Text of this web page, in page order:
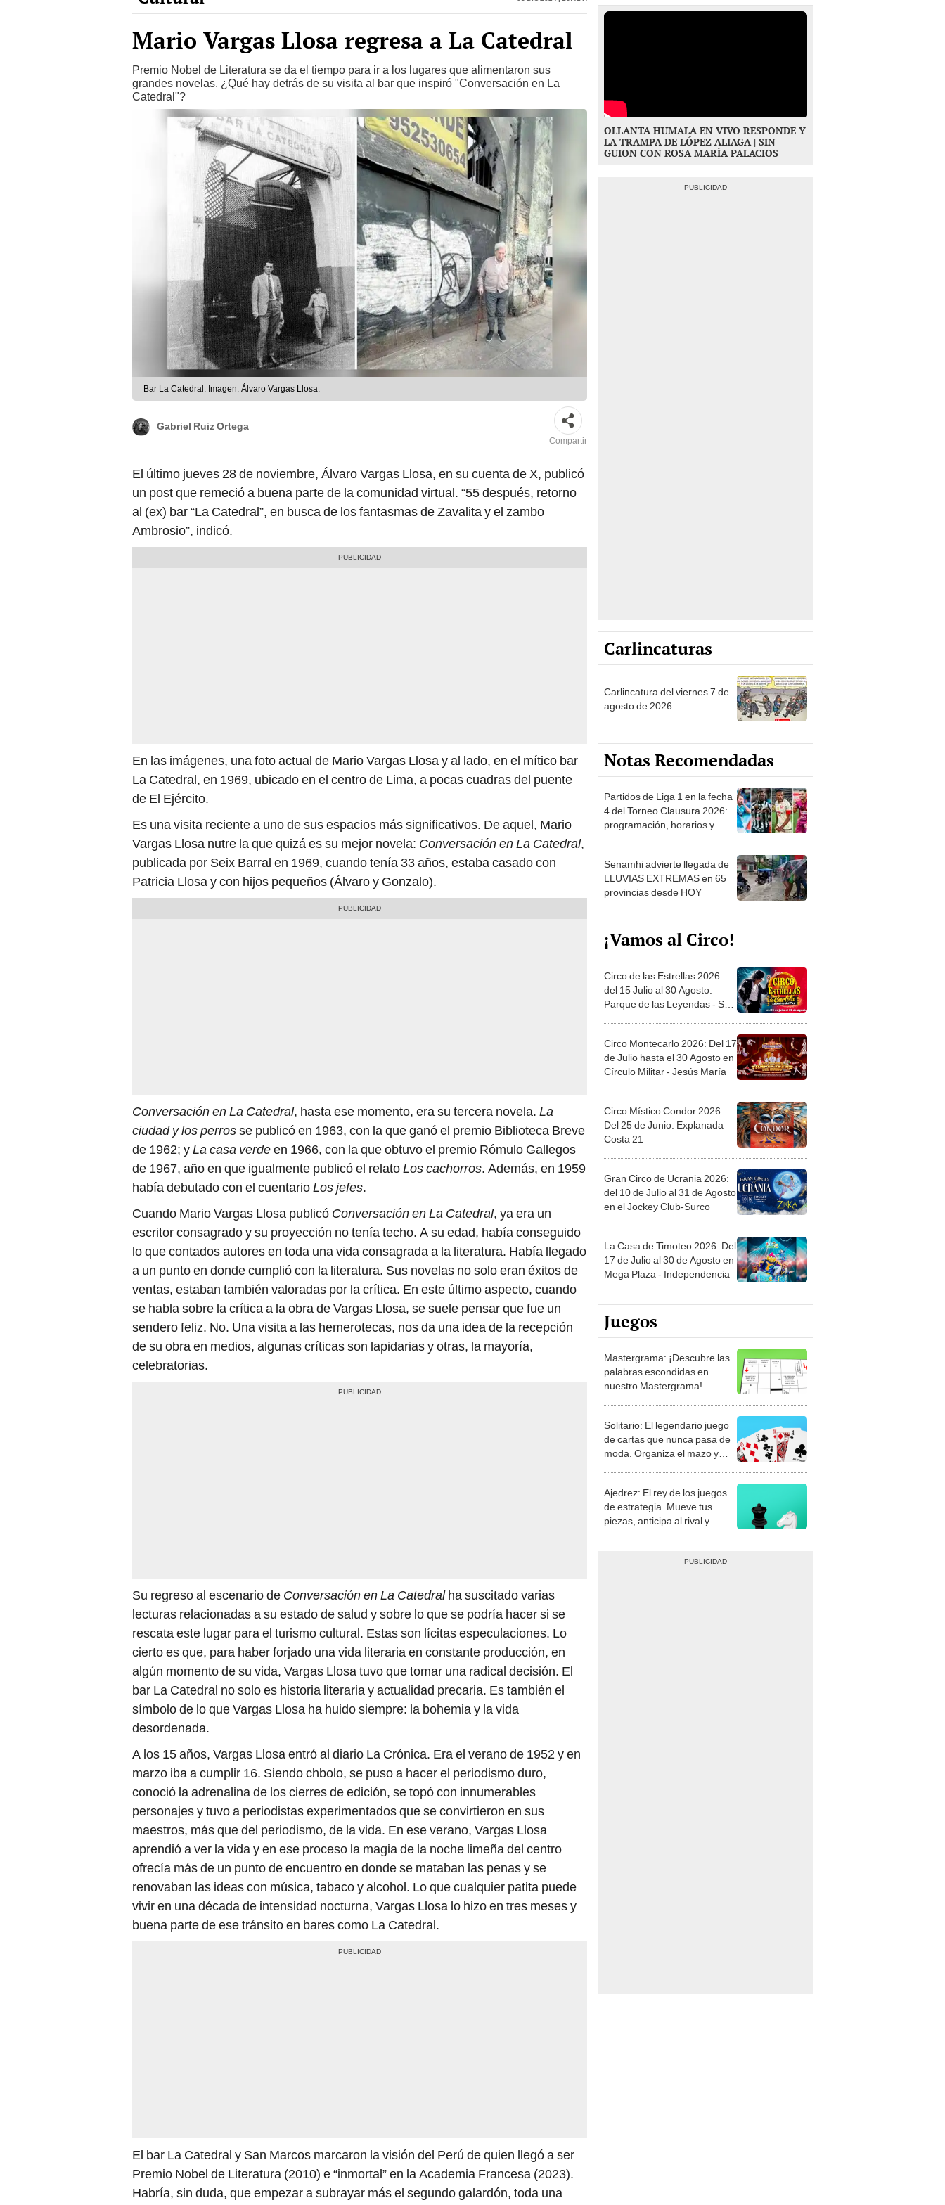
Mario Vargas Llosa regresa a La Catedral
Premio Nobel de Literatura se da el tiempo para ir a los lugares que alimentaron sus
grandes novelas. ¿Qué hay detrás de su visita al bar que inspiró "Conversación en La
Catedral"?
Bar La Catedral. Imagen: Álvaro Vargas Llosa.
Compartir
un post que remeció a buena parte de la comunidad virtual. “55 después, retorno
al (ex) bar “La Catedral”, en busca de los fantasmas de Zavalita y el zambo
Ambrosio”, indicó.
La Catedral, en 1969, ubicado en el centro de Lima, a pocas cuadras del puente
de El Ejército.
Es una visita reciente a uno de sus espacios más significativos. De aquel, Mario
Vargas Llosa nutre la que quizá es su mejor novela:Conversación en La Catedral
publicada por Seix Barral en 1969, cuando tenía 33 años, estaba casado con
Patricia Llosa y con hijos pequeños (Álvaro y Gonzalo).
ciudad y los perrosse publicó en 1963, con la que ganó el premio Biblioteca Breve
de 1962; yLa casa verdeen 1966, con la que obtuvo el premio Rómulo Gallegos
de 1967, año en que igualmente publicó el relatoLos cachorros. Además, en 1959
había debutado con el cuentario Los jefes.
Cuando Mario Vargas Llosa publicóConversación en La Catedral
escritor consagrado y su proyección no tenía techo. A su edad, había conseguido
lo que contados autores en toda una vida consagrada a la literatura. Había llegado
a un punto en donde cumplió con la literatura. Sus novelas no solo eran éxitos de
ventas, estaban también valoradas por la crítica. En este último aspecto, cuando
se habla sobre la crítica a la obra de Vargas Llosa, se suele pensar que fue un
sendero feliz. No. Una visita a las hemerotecas, nos da una idea de la recepción
de su obra en medios, algunas críticas son lapidarias y otras, la mayoría,
celebratorias.
lecturas relacionadas a su estado de salud y sobre lo que se podría hacer si se
rescata este lugar para el turismo cultural. Estas son lícitas especulaciones. Lo
cierto es que, para haber forjado una vida literaria en constante producción, en
algún momento de su vida, Vargas Llosa tuvo que tomar una radical decisión. El
bar La Catedral no solo es historia literaria y actualidad precaria. Es también el
símbolo de lo que Vargas Llosa ha huido siempre: la bohemia y la vida
desordenada.
A los 15 años, Vargas Llosa entró al diario La Crónica. Era el verano de 1952 y en
marzo iba a cumplir 16. Siendo chbolo, se puso a hacer el periodismo duro,
conoció la adrenalina de los cierres de edición, se topó con innumerables
personajes y tuvo a periodistas experimentados que se convirtieron en sus
maestros, más que del periodismo, de la vida. En ese verano, Vargas Llosa
aprendió a ver la vida y en ese proceso la magia de la noche limeña del centro
ofrecía más de un punto de encuentro en donde se mataban las penas y se
renovaban las ideas con música, tabaco y alcohol. Lo que cualquier patita puede
vivir en una década de intensidad nocturna, Vargas Llosa lo hizo en tres meses y
buena parte de ese tránsito en bares como La Catedral.
Premio Nobel de Literatura (2010) e “inmortal” en la Academia Francesa (2023).
Habría, sin duda, que empezar a subrayar más el segundo galardón, toda una
proeza. El único latinoamericano que la integra desde su fundación en 1635.
OLLANTA HUMALA EN VIVO RESPONDE Y
GUION CON ROSA MARÍA PALACIOS
Carlincaturas
agosto de 2026
Notas Recomendadas
Partidos de Liga 1 en la fecha
4 del Torneo Clausura 2026:
programación, horarios y
Senamhi advierte llegada de
LLUVIAS EXTREMAS en 65
provincias desde HOY
¡Vamos al Circo!
Circo de las Estrellas 2026:
del 15 Julio al 30 Agosto.
Parque de las Leyendas - San
Miguel
Circo Montecarlo 2026: Del 17
de Julio hasta el 30 Agosto en
Círculo Militar - Jesús María
Circo Místico Condor 2026:
Del 25 de Junio. Explanada
Costa 21
Gran Circo de Ucrania 2026:
del 10 de Julio al 31 de Agosto
en el Jockey Club-Surco
La Casa de Timoteo 2026: Del
17 de Julio al 30 de Agosto en
Mega Plaza - Independencia
Juegos
Mastergrama: ¡Descubre las
palabras escondidas en
nuestro Mastergrama!
Solitario: El legendario juego
de cartas que nunca pasa de
moda. Organiza el mazo y
demuestra tu habilidad.
Ajedrez: El rey de los juegos
de estrategia. Mueve tus
piezas, anticipa al rival y
consigue el jaque mate.